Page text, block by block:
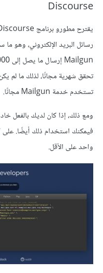
Discourse
رسائل البريد الإلكتروني، وهو
تحقق شهرية مجانًا، لذلك ما لم
تستخدم خدمة Mailgun مجانًا.
ومع ذلك، إذا كان لديك بالفعل
فيمكنك استخدام ذلك أيضًا. على
واحد على الأقل.